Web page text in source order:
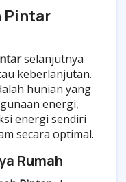
Pintar
selanjutnya
keberlanjutan.
hunian yang
energi,
energi sendiri
secara optimal.
Rumah